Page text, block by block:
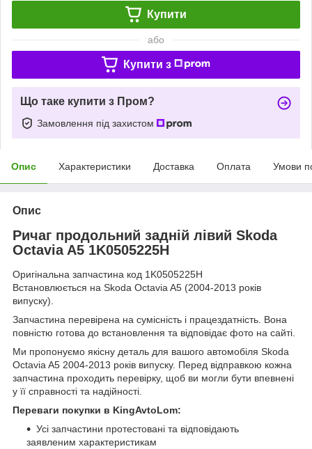
Купити
або
Купити з
Що таке купити з Пром?
Замовлення під захистом
Опис Характеристики Доставка Оплата Умови
Опис
Ричаг продольний задній лівий Skoda
Octavia A5 1K0505225H
Оригінальна запчастина код 1K0505225H
Встановлюється на Skoda Octavia A5 (2004-2013 років
випуску).
Запчастина перевірена на сумісність і працездатність. Вона
повністю готова до встановлення та відповідає фото на сайті.
Ми пропонуємо якісну деталь для вашого автомобіля Skoda
Octavia A5 2004-2013 років випуску. Перед відправкою кожна
запчастина проходить перевірку, щоб ви могли бути впевнені
у її справності та надійності.
Переваги покупки в KingAvtoLom:
Усі запчастини протестовані та відповідають
заявленим характеристикам